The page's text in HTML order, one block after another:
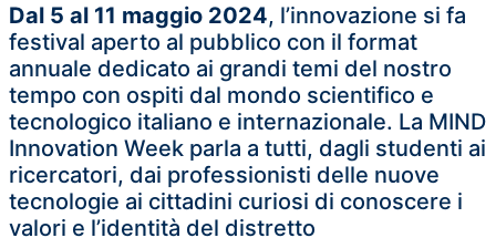
Dal 5 al 11 maggio 2024, l’innovazione si fa
festival aperto al pubblico con il format
annuale dedicato ai grandi temi del nostro
tempo con ospiti dal mondo scientifico e
tecnologico italiano e internazionale. La MIND
Innovation Week parla a tutti, dagli studenti ai
ricercatori, dai professionisti delle nuove
tecnologie ai cittadini curiosi di conoscere i
valori e l’identità del distretto